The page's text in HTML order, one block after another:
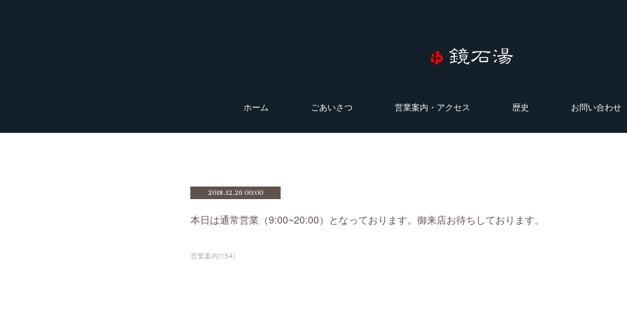
ホーム ごあいさつ 営業案内・アクセス 歴史 お問い合わせ
2018.12.26 00:00
本日は通常営業（9:00~20:00）となっております。御来店お待ちしております。
営業案内(154)